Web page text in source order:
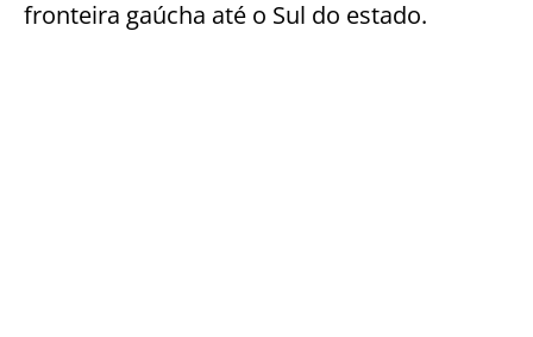
fronteira gaúcha até o Sul do estado.